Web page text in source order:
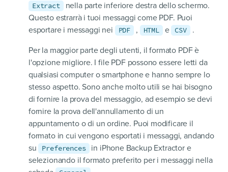
Extract
nella parte inferiore destra dello schermo.
Questo estrarrà i tuoi messaggi come PDF. Puoi
esportare i messaggi nei
PDF , HTML e CSV
.
Per la maggior parte degli utenti, il formato PDF è
l'opzione migliore. I file PDF possono essere letti da
qualsiasi computer o smartphone e hanno sempre lo
stesso aspetto. Sono anche molto utili se hai bisogno
di fornire la prova del messaggio, ad esempio se devi
fornire la prova dell'annullamento di un
appuntamento o di un ordine. Puoi modificare il
formato in cui vengono esportati i messaggi, andando
su
Preferences
in iPhone Backup Extractor e
selezionando il formato preferito per i messaggi nella